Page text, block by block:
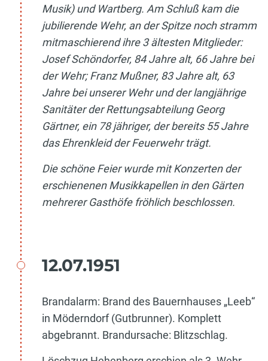
Musik) und Wartberg. Am Schluß kam die
jubilierende Wehr, an der Spitze noch stramm
mitmaschierend ihre 3 ältesten Mitglieder:
Josef Schöndorfer, 84 Jahre alt, 66 Jahre bei
der Wehr; Franz Mußner, 83 Jahre alt, 63
Jahre bei unserer Wehr und der langjährige
Sanitäter der Rettungsabteilung Georg
Gärtner, ein 78 jähriger, der bereits 55 Jahre
das Ehrenkleid der Feuerwehr trägt.
Die schöne Feier wurde mit Konzerten der
erschienenen Musikkapellen in den Gärten
mehrerer Gasthöfe fröhlich beschlossen.
12.07.1951
Brandalarm: Brand des Bauernhauses „Leeb“
in Möderndorf (Gutbrunner). Komplett
abgebrannt. Brandursache: Blitzschlag.